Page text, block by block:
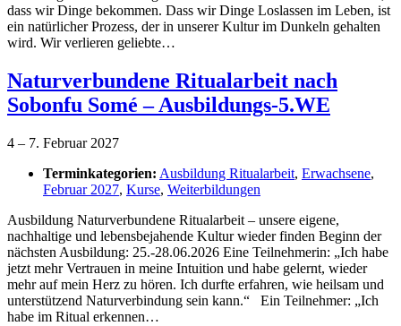
dass wir Dinge bekommen. Dass wir Dinge Loslassen im Leben, ist
ein natürlicher Prozess, der in unserer Kultur im Dunkeln gehalten
wird. Wir verlieren geliebte…
Naturverbundene Ritualarbeit nach
Sobonfu Somé – Ausbildungs-5.WE
4 – 7. Februar 2027
Terminkategorien: Ausbildung Ritualarbeit, Erwachsene,
Februar 2027, Kurse, Weiterbildungen
Ausbildung Naturverbundene Ritualarbeit – unsere eigene,
nachhaltige und lebensbejahende Kultur wieder finden Beginn der
nächsten Ausbildung: 25.-28.06.2026 Eine Teilnehmerin: „Ich habe
jetzt mehr Vertrauen in meine Intuition und habe gelernt, wieder
mehr auf mein Herz zu hören. Ich durfte erfahren, wie heilsam und
unterstützend Naturverbindung sein kann.“ Ein Teilnehmer: „Ich
habe im Ritual erkennen…